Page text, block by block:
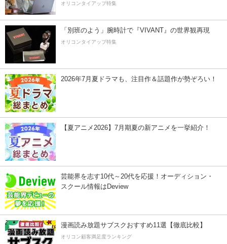
オリコンタイアップ特集
「別班のよう」腕時計で『VIVANT』の世界観再現
オリコンタイアップ特集
2026年7月夏ドラマも、注目作＆話題作が勢ぞろい！
【夏アニメ2026】7月期夏の新アニメを一挙紹介！
芸能界を志す10代～20代を応援！オーディション・
スクール情報はDeview
漫画読み放題サブスクおすすめ11選【徹底比較】
オリコン顧客満足度ランキング